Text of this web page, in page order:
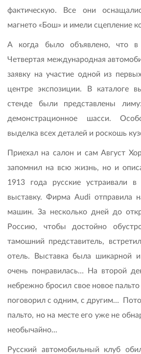
фактическую. Все они
магнето «Бош» и имели сцепление
А когда было объявлено, что в
Четвертая международная
заявку на участие одной из
центре экспозиции. В каталоге
стенде были представлены
демонстрационное шасси.
выделка всех деталей и роскошь
Приехал на салон и сам Август
запомнил на всю жизнь, но и
1913 года русские устраивали в
выставку. Фирма Audi отправила
машин. За несколько дней до
Россию, чтобы достойно
тамошний представитель,
отель. Выставка была шикарной
очень понравилась… На второй
небрежно бросил свое новое
поговорил с одним, с другим…
пальто, но на месте его уже не
необычайно...
Русский автомобильный клуб